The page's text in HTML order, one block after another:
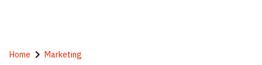
Home Marketing